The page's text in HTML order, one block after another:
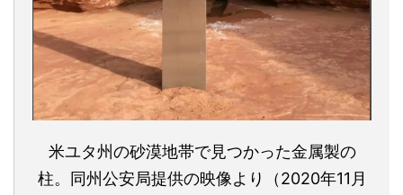
米ユタ州の砂漠地帯で見つかった金属製の
柱。同州公安局提供の映像より（2020年11月